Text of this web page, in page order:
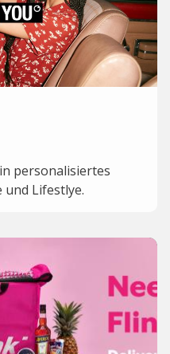
personalisiertes
Lifestlye.